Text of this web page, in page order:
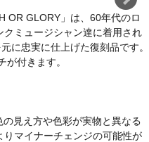
OR GLORY」は、60年代のロ
ミュージシャン達に着用され
に忠実に仕上げた復刻品です。
付きます。
見え方や色彩が実物と異なる
マイナーチェンジの可能性が